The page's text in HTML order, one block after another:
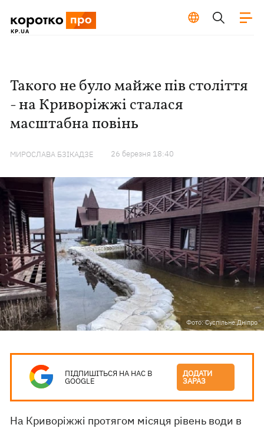
Такого не було майже пів століття
- на Криворіжжі сталася
масштабна повінь
МИРОСЛАВА БЗІКАДЗЕ 26 березня 18:40
Фото: Суспільне.Дніпро
ПІДПИШІТЬСЯ НА НАС В
GOOGLE
ДОДАТИ
ЗАРАЗ
На Криворіжжі протягом місяця рівень води в